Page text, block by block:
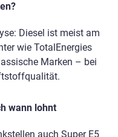
Diesel ist meist am
wie TotalEnergies
Marken – bei
wann lohnt
auch Super E5